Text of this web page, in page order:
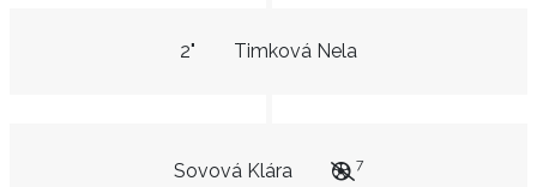
Timková Nela
2"
Sovová Klára 7